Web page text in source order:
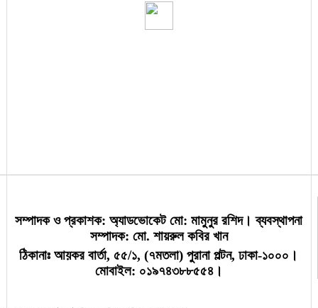
ফেসবুক থেকে ক্ষতিকর কনটেন্ট সরানো বাধ্য
করতে আইন করবে সরকার
সম্পাদক ও প্রকাশক: অ্যাডভোকেট মো: মামুনুর রশিদ। ব্যবস্থাপনা
সম্পাদক: মো. শায়রুল কবির খান
ঠিকানাঃ আয়কর বার্তা, ৫৫/১, (৭মতলা) পুরানা পল্টন, ঢাকা-১০০০।
মোবাইল: ০১৯৭৪৩৮৮৫৫৪।